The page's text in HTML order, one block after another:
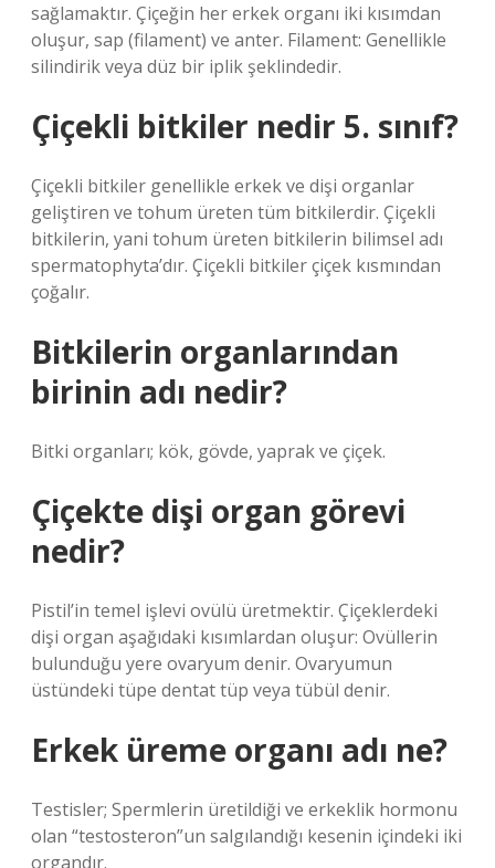
sağlamaktır. Çiçeğin her erkek organı iki kısımdan
oluşur, sap (filament) ve anter. Filament: Genellikle
silindirik veya düz bir iplik şeklindedir.
Çiçekli bitkiler nedir 5. sınıf?
Çiçekli bitkiler genellikle erkek ve dişi organlar
geliştiren ve tohum üreten tüm bitkilerdir. Çiçekli
bitkilerin, yani tohum üreten bitkilerin bilimsel adı
spermatophyta’dır. Çiçekli bitkiler çiçek kısmından
çoğalır.
Bitkilerin organlarından
birinin adı nedir?
Bitki organları; kök, gövde, yaprak ve çiçek.
Çiçekte dişi organ görevi
nedir?
Pistil’in temel işlevi ovülü üretmektir. Çiçeklerdeki
dişi organ aşağıdaki kısımlardan oluşur: Ovüllerin
bulunduğu yere ovaryum denir. Ovaryumun
üstündeki tüpe dentat tüp veya tübül denir.
Erkek üreme organı adı ne?
Testisler; Spermlerin üretildiği ve erkeklik hormonu
olan “testosteron”un salgılandığı kesenin içindeki iki
organdır.